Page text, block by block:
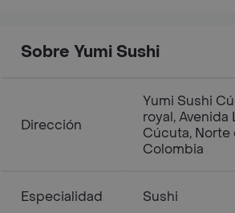
Sobre Yumi Sushi
Dirección
Yumi Sushi
royal,
Cúcuta, Norte
Colombia
Especialidad Sushi